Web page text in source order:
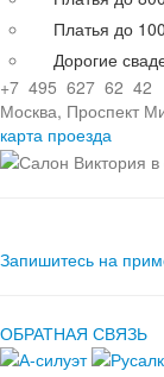
Платья до
Дорогие
+7 495 627 62 42
Москва, Проспект
карта проезда
Запишитесь на
ОБРАТНАЯ СВЯЗЬ